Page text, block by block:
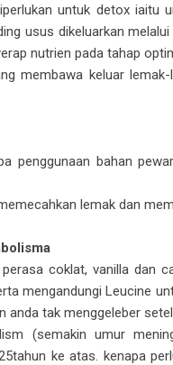
untuk detox iaitu
usus dikeluarkan
nutrien pada tahap
membawa keluar
penggunaan bahan
lemak dan
coklat, vanilla dan
mengandungi Leucine
anda tak menggeleber
(semakin umur
ke atas. kenapa